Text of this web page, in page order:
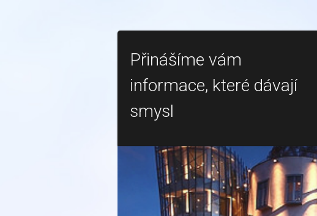
Přinášíme vám
informace, které dávají
smysl